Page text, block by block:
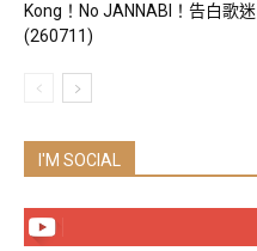
Kong！No JANNABI！告白歌迷
(260711)
I'M SOCIAL